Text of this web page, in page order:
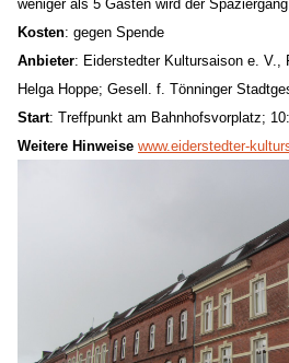
weniger als 5 Gästen wird der
Kosten: gegen Spende
Anbieter: Eiderstedter Kultursaison e. V.,
Helga Hoppe; Gesell. f. Tönninger
Start: Treffpunkt am Bahnhofsvorplatz; 1 0
Weitere Hinweise www.eiderstedter-